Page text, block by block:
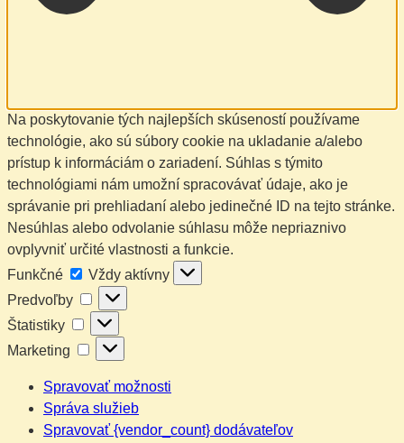
Na poskytovanie tých najlepších skúseností používame
technológie, ako sú súbory cookie na ukladanie a/alebo
prístup k informáciám o zariadení. Súhlas s týmito
technológiami nám umožní spracovávať údaje, ako je
správanie pri prehliadaní alebo jedinečné ID na tejto stránke.
Nesúhlas alebo odvolanie súhlasu môže nepriaznivo
ovplyvniť určité vlastnosti a funkcie.
Funkčné
Funkčné
Vždy aktívny
Predvoľby
Predvoľby
Štatistiky
Štatistiky
Marketing
Marketing
Spravovať možnosti
Správa služieb
Spravovať {vendor_count} dodávateľov